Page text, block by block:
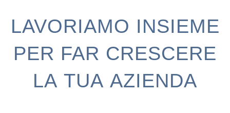
LAVORIAMO INSIEME
PER FAR CRESCERE
LA TUA AZIENDA